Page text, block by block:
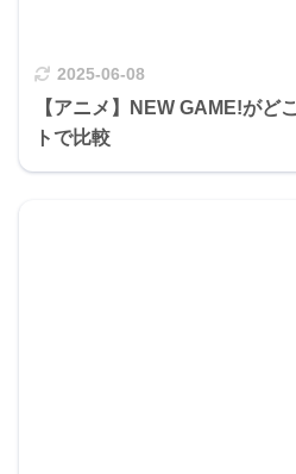
2025-06-08
【アニメ】NEW GAME!がど
トで比較